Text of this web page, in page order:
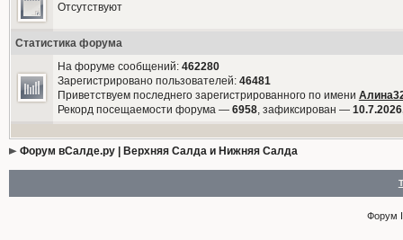
Отсутствуют
Статистика форума
На форуме сообщений: 462280
Зарегистрировано пользователей: 46481
Приветствуем последнего зарегистрированного по имени
Рекорд посещаемости форума — 6958, зафиксирован —
Форум вСалде.ру | Верхняя Салда и Нижняя Салда
Форум